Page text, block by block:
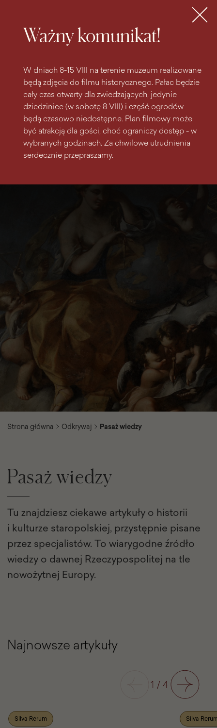
Ważny komunikat!
W dniach 8-15 VIII na terenie muzeum realizowane
będą zdjęcia do filmu historycznego. Pałac będzie
cały czas otwarty dla zwiedzających, jedynie
dziedziniec (w sobotę 8 VIII) i część ogrodów
będą czasowo niedostępne. Plan filmowy może
być atrakcją dla gości, choć ograniczy dostęp - w
wybranych godzinach. Za chwilowe utrudnienia
serdecznie przepraszamy.
MENU
Strona główna Odkrywaj Pasaż wiedzy
Pasaż wiedzy
Tu znajdziesz ciekawe artykuły o historii
i kulturze staropolskiej, przystępnie pisane
przez specjalistów. To wiarygodne źródło
wiedzy o dawnej Rzeczypospolitej na tle
nowożytnej Europy.
Najnowsze artykuły
1 /4 Następny
Silva Rerum Silva